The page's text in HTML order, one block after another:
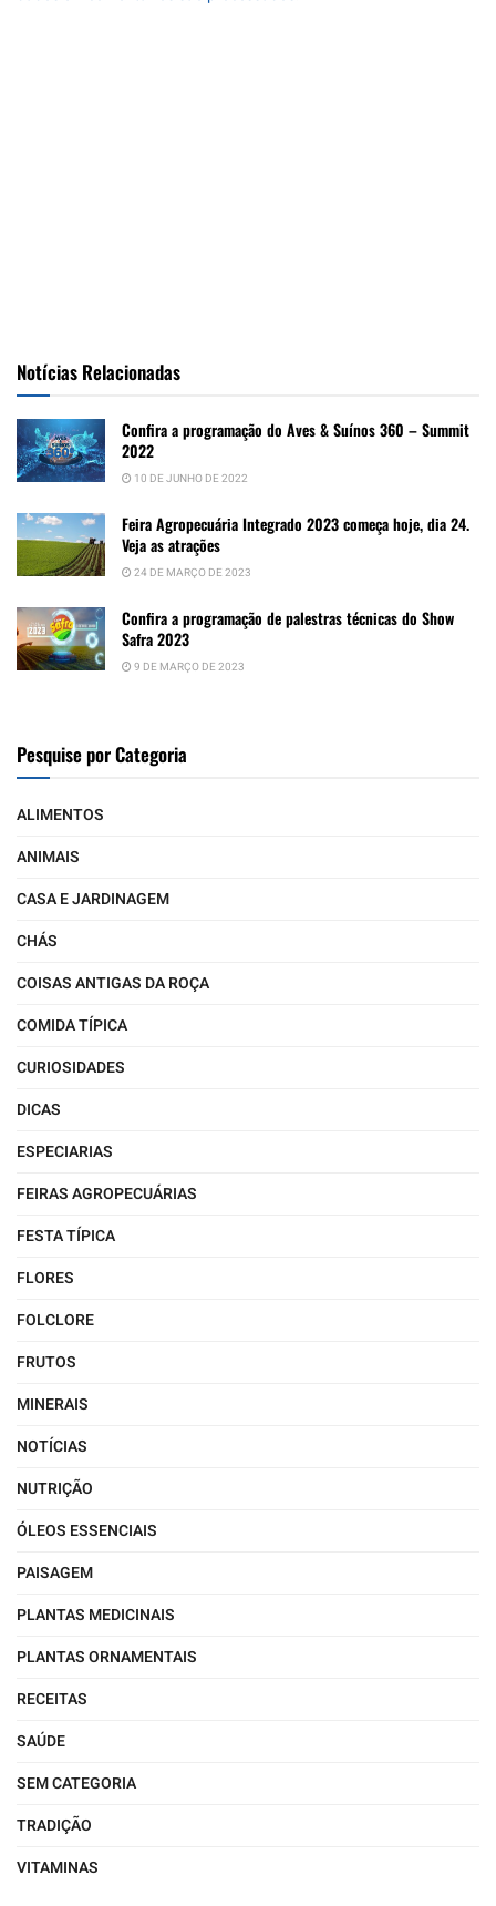
Notícias Relacionadas
Confira a programação do Aves & Suínos 360 – Summit
2022
10 DE JUNHO DE 2022
Feira Agropecuária Integrado 2023 começa hoje, dia 24.
Veja as atrações
24 DE MARÇO DE 2023
Confira a programação de palestras técnicas do Show
Safra 2023
9 DE MARÇO DE 2023
Pesquise por Categoria
ALIMENTOS
ANIMAIS
CASA E JARDINAGEM
CHÁS
COISAS ANTIGAS DA ROÇA
COMIDA TÍPICA
CURIOSIDADES
DICAS
ESPECIARIAS
FEIRAS AGROPECUÁRIAS
FESTA TÍPICA
FLORES
FOLCLORE
FRUTOS
MINERAIS
NOTÍCIAS
NUTRIÇÃO
ÓLEOS ESSENCIAIS
PAISAGEM
PLANTAS MEDICINAIS
PLANTAS ORNAMENTAIS
RECEITAS
SAÚDE
SEM CATEGORIA
TRADIÇÃO
VITAMINAS